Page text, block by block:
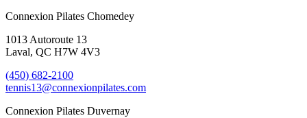
Connexion Pilates Chomedey
1013 Autoroute 13
Laval, QC H7W 4V3
(450) 682-2100
tennis13@connexionpilates.com
Connexion Pilates Duvernay